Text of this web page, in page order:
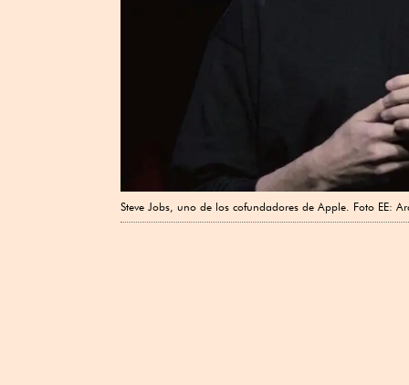
Steve Jobs, uno de los cofundadores de Apple. Foto EE: